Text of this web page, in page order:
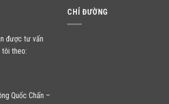
được tư vấn
tôi theo:
Quốc Chấn –
CHỈ ĐƯỜNG